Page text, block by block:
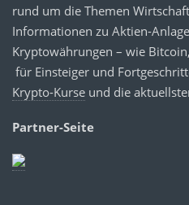
rund um die Themen
Informationen zu Aktien-
Kryptowährungen – wie
für Einsteiger und
Krypto-Kurse und die
Partner-Seite